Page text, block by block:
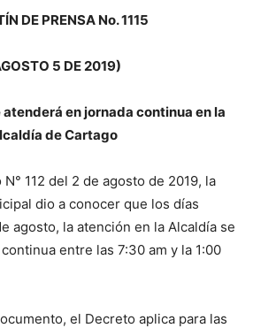
DE PRENSA No. 1115
5 DE 2019)
atenderá en jornada continua en la
de Cartago
112 del 2 de agosto de 2019, la
dio a conocer que los días
agosto, la atención en la Alcaldía se
entre las 7:30 am y la 1:00
el Decreto aplica para las